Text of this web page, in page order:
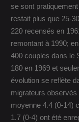
se sont
restait plus que 25-
220 recensés en
remontant à 1990;
400 couples dans le
180 en 1969 et
évolution se reflète
migrateurs
moyenne 4.4 (0-14)
1.7 (0-4) ont été